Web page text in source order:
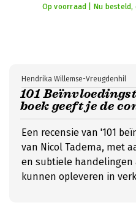
Op voorraad | Nu
101
boek geeft je de
Hendrika Willemse-Vreugdenhil
Een recensie van '101
van Nicol Tadema, met
en subtiele
kunnen opleveren in